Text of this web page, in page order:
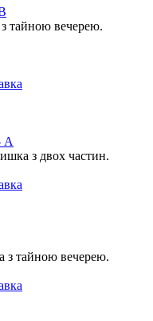
тайною вечерею.
А
з двох частин.
з тайною вечерею.